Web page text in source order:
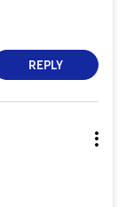
REPLY